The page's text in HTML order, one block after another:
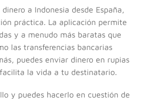
a Indonesia desde España,
práctica. La aplicación permite
y a menudo más baratas que
las transferencias bancarias
puedes enviar dinero en rupias
la vida a tu destinatario.
y puedes hacerlo en cuestión de